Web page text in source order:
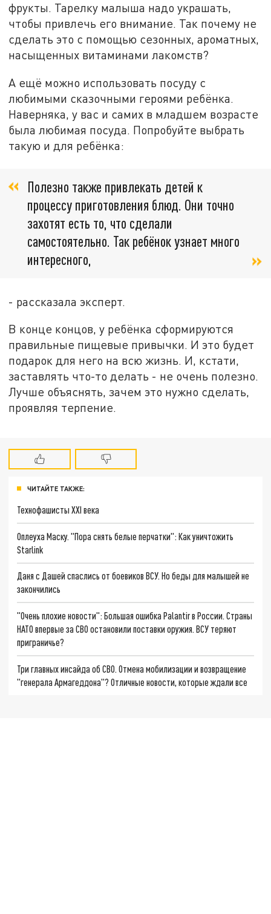
фрукты. Тарелку малыша надо украшать,
чтобы привлечь его внимание. Так почему не
сделать это с помощью сезонных, ароматных,
насыщенных витаминами лакомств?
А ещё можно использовать посуду с
любимыми сказочными героями ребёнка.
Наверняка, у вас и самих в младшем возрасте
была любимая посуда. Попробуйте выбрать
такую и для ребёнка:
Полезно также привлекать детей к
процессу приготовления блюд. Они точно
захотят есть то, что сделали
самостоятельно. Так ребёнок узнает много
интересного,
- рассказала эксперт.
В конце концов, у ребёнка сформируются
правильные пищевые привычки. И это будет
подарок для него на всю жизнь. И, кстати,
заставлять что-то делать - не очень полезно.
Лучше объяснять, зачем это нужно сделать,
проявляя терпение.
ЧИТАЙТЕ ТАКЖЕ:
Технофашисты XXI века
Оплеуха Маску. "Пора снять белые перчатки": Как уничтожить
Starlink
Даня с Дашей спаслись от боевиков ВСУ. Но беды для малышей не
закончились
"Очень плохие новости": Большая ошибка Palantir в России. Страны
НАТО впервые за СВО остановили поставки оружия. ВСУ теряют
приграничье?
Три главных инсайда об СВО. Отмена мобилизации и возвращение
"генерала Армагеддона"? Отличные новости, которые ждали все